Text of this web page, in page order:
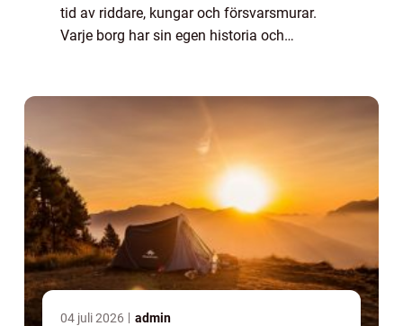
tid av riddare, kungar och försvarsmurar.
Varje borg har sin egen historia och
04 juli 2026 admin